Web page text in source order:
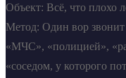
Объект: Всё, что плохо
Метод: Один вор звонит
«МЧС», «полицией»,
«соседом, у которого